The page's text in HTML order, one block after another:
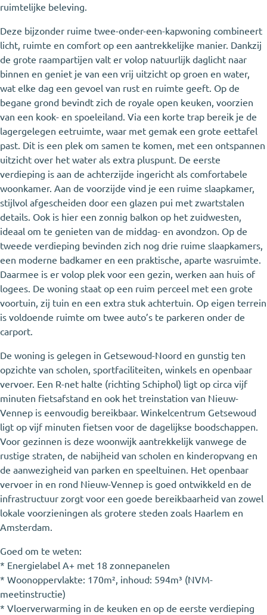
ruimtelijke beleving.
Deze bijzonder ruime twee-onder-een-kapwoning combineert
licht, ruimte en comfort op een aantrekkelijke manier. Dankzij
de grote raampartijen valt er volop natuurlijk daglicht naar
binnen en geniet je van een vrij uitzicht op groen en water,
wat elke dag een gevoel van rust en ruimte geeft. Op de
begane grond bevindt zich de royale open keuken, voorzien
van een kook- en spoeleiland. Via een korte trap bereik je de
lagergelegen eetruimte, waar met gemak een grote eettafel
past. Dit is een plek om samen te komen, met een ontspannen
uitzicht over het water als extra pluspunt. De eerste
verdieping is aan de achterzijde ingericht als comfortabele
woonkamer. Aan de voorzijde vind je een ruime slaapkamer,
stijlvol afgescheiden door een glazen pui met zwartstalen
details. Ook is hier een zonnig balkon op het zuidwesten,
ideaal om te genieten van de middag- en avondzon. Op de
tweede verdieping bevinden zich nog drie ruime slaapkamers,
een moderne badkamer en een praktische, aparte wasruimte.
Daarmee is er volop plek voor een gezin, werken aan huis of
logees. De woning staat op een ruim perceel met een grote
voortuin, zij tuin en een extra stuk achtertuin. Op eigen terrein
is voldoende ruimte om twee auto’s te parkeren onder de
carport.
De woning is gelegen in Getsewoud-Noord en gunstig ten
opzichte van scholen, sportfaciliteiten, winkels en openbaar
vervoer. Een R-net halte (richting Schiphol) ligt op circa vijf
minuten fietsafstand en ook het treinstation van Nieuw-
Vennep is eenvoudig bereikbaar. Winkelcentrum Getsewoud
ligt op vijf minuten fietsen voor de dagelijkse boodschappen.
Voor gezinnen is deze woonwijk aantrekkelijk vanwege de
rustige straten, de nabijheid van scholen en kinderopvang en
de aanwezigheid van parken en speeltuinen. Het openbaar
vervoer in en rond Nieuw-Vennep is goed ontwikkeld en de
infrastructuur zorgt voor een goede bereikbaarheid van zowel
lokale voorzieningen als grotere steden zoals Haarlem en
Amsterdam.
Goed om te weten:
* Energielabel A+ met 18 zonnepanelen
* Woonoppervlakte: 170m², inhoud: 594m³ (NVM-
meetinstructie)
* Vloerverwarming in de keuken en op de eerste verdieping